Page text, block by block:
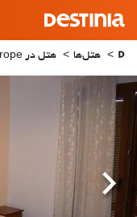
هتل‌ها هتل در Europe
قبلی